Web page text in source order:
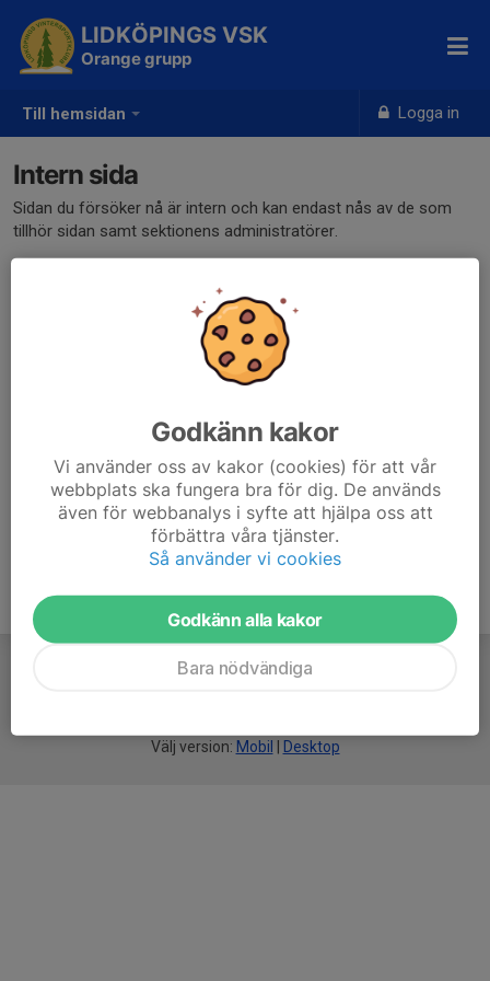
Till hemsidan Logga in
LIDKÖPINGS VSK
Orange grupp
Intern sida
Sidan du försöker nå är intern och kan endast nås av de som
tillhör sidan samt sektionens administratörer.
Välj version: Mobil Desktop
Godkänn kakor
Vi använder oss av kakor (cookies) för att vår
webbplats ska fungera bra för dig. De används
även för webbanalys i syfte att hjälpa oss att
förbättra våra tjänster.
Så använder vi cookies
Godkänn alla kakor
Bara nödvändiga